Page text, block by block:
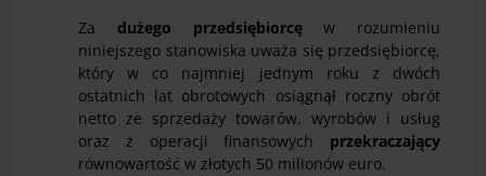
Za dużego przedsiębiorcęw rozumieniu
niniejszego stanowiska uważa się przedsiębiorcę,
który w co najmniej jednym roku z dwóch
ostatnich lat obrotowych osiągnął roczny obrót
netto ze sprzedaży towarów, wyrobów i usług
oraz z operacji finansowych przekraczający
równowartość w złotych 50 milionów euro.